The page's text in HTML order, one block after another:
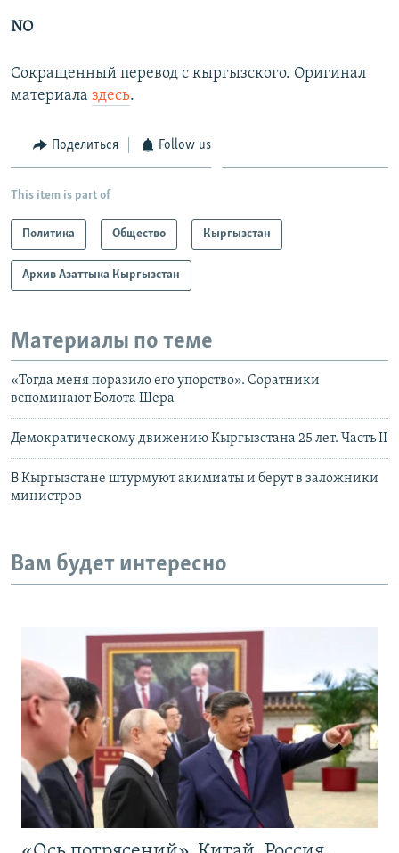
NO
Сокращенный перевод с кыргызского. Оригинал
материала здесь.
Поделиться Follow us
This item is part of
Политика Общество Кыргызстан
Архив Азаттыка Кыргызстан
Материалы по теме
«Тогда меня поразило его упорство». Соратники
вспоминают Болота Шера
Демократическому движению Кыргызстана 25 лет. Часть II
В Кыргызстане штурмуют акимиаты и берут в заложники
министров
Вам будет интересно